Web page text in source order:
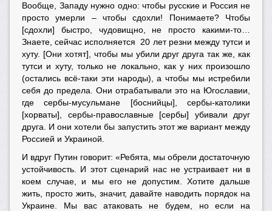
Вообще, Западу нужно одно: чтобы русские и Россия не
просто умерли – чтобы сдохли! Понимаете? Чтобы
[сдохли] быстро, чудовищно, не просто какими-то…
Знаете, сейчас исполняется 20 лет резни между тутси и
хуту. [Они хотят], чтобы мы убили друг друга так же, как
тутси и хуту, только не локально, как у них произошло
(остались всё-таки эти народы), а чтобы мы истребили
себя до предела. Они отрабатывали это на Югославии,
где сербы-мусульмане [боснийцы], сербы-католики
[хорваты], сербы-православные [сербы] убивали друг
друга. И они хотели бы запустить этот же вариант между
Россией и Украиной.
И вдруг Путин говорит: «Ребята, мы обрели достаточную
устойчивость. И этот сценарий нас не устраивает ни в
коем случае, и мы его не допустим. Хотите дальше
жить, просто жить, значит, давайте наводить порядок на
Украине. Мы вас атаковать не будем, но если на